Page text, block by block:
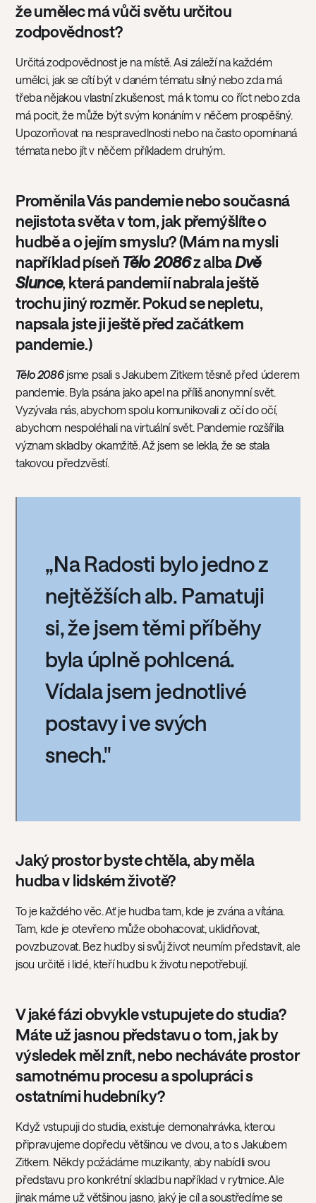
že umělec má vůči světu určitou
zodpovědnost?
Určitá zodpovědnost je na místě. Asi záleží na každém
umělci, jak se cítí být v daném tématu silný nebo zda má
třeba nějakou vlastní zkušenost, má k tomu co říct nebo zda
má pocit, že může být svým konáním v něčem prospěšný.
Upozorňovat na nespravedlnosti nebo na často opomínaná
témata nebo jít v něčem příkladem druhým.
Proměnila Vás pandemie nebo současná
nejistota světa v tom, jak přemýšlíte o
hudbě a o jejím smyslu? (Mám na mysli
například píseňTělo 2086z albaDvě
Slunce, která pandemií nabrala ještě
trochu jiný rozměr. Pokud se nepletu,
napsala jste ji ještě před začátkem
pandemie.)
Tělo 2086jsme psali s Jakubem Zitkem těsně před úderem
pandemie. Byla psána jako apel na příliš anonymní svět.
Vyzývala nás, abychom spolu komunikovali z očí do očí,
abychom nespoléhali na virtuální svět. Pandemie rozšířila
význam skladby okamžitě. Až jsem se lekla, že se stala
takovou předzvěstí.
„Na Radosti bylo jedno z
nejtěžších alb. Pamatuji
si, že jsem těmi příběhy
byla úplně pohlcená.
Vídala jsem jednotlivé
postavy i ve svých
snech."
Jaký prostor byste chtěla, aby měla
hudba v lidském životě?
To je každého věc. Ať je hudba tam, kde je zvána a vítána.
Tam, kde je otevřeno může obohacovat, uklidňovat,
povzbuzovat. Bez hudby si svůj život neumím představit, ale
jsou určitě i lidé, kteří hudbu k životu nepotřebují.
V jaké fázi obvykle vstupujete do studia?
Máte už jasnou představu o tom, jak by
výsledek měl znít, nebo necháváte prostor
samotnému procesu a spolupráci s
ostatními hudebníky?
Když vstupuji do studia, existuje demonahrávka, kterou
připravujeme dopředu většinou ve dvou, a to s Jakubem
Zitkem. Někdy požádáme muzikanty, aby nabídli svou
představu pro konkrétní skladbu například v rytmice. Ale
jinak máme už většinou jasno, jaký je cíl a soustředíme se